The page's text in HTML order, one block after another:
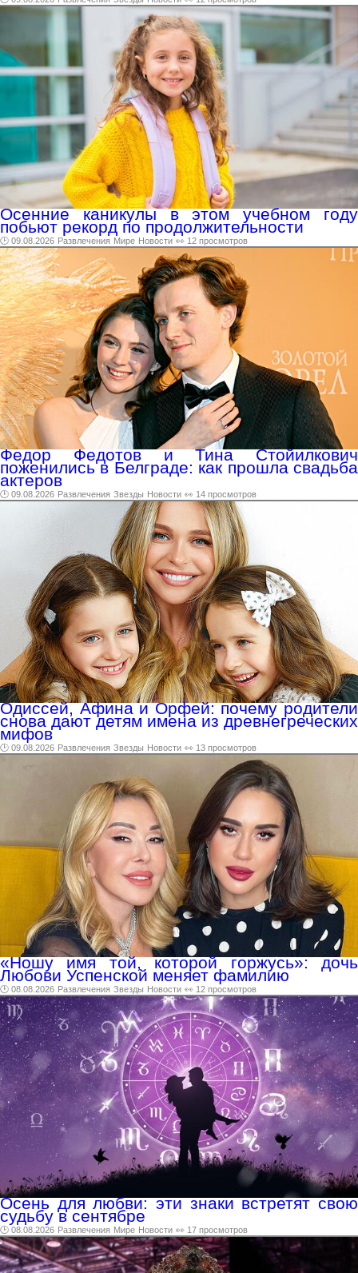
Осенние каникулы в этом учебном году
побьют рекорд по продолжительности
🕑 09.08.2026 Развлечения Мире Новости 👀 12 просмотров
Федор Федотов и Тина Стойилкович
поженились в Белграде: как прошла свадьба
актеров
🕑 09.08.2026 Развлечения Звезды Новости 👀 14 просмотров
Одиссей, Афина и Орфей: почему родители
снова дают детям имена из древнегреческих
мифов
🕑 09.08.2026 Развлечения Звезды Новости 👀 13 просмотров
«Ношу имя той, которой горжусь»: дочь
Любови Успенской меняет фамилию
🕑 08.08.2026 Развлечения Звезды Новости 👀 12 просмотров
Осень для любви: эти знаки встретят свою
судьбу в сентябре
🕑 08.08.2026 Развлечения Мире Новости 👀 17 просмотров